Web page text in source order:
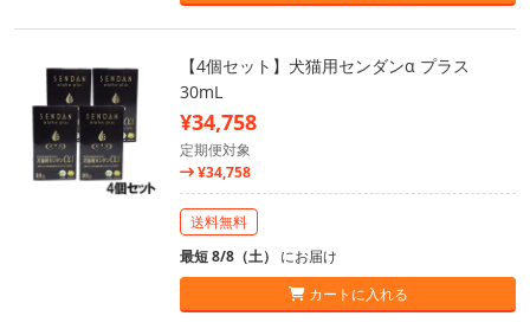
【4個セット】犬猫用センダンα プラス
30mL
¥34,758
定期便対象
¥34,758
送料無料
最短 8/8（土） にお届け
カートに入れる